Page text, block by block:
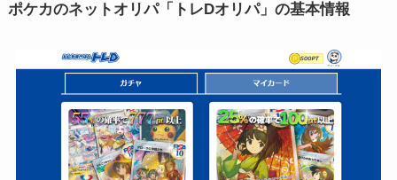
ポケカのネットオリパ「トレDオリパ」の基本情報